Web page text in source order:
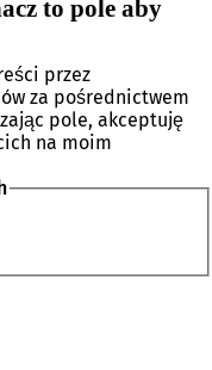
przez
za pośrednictwem
pole, akceptuję
na moim